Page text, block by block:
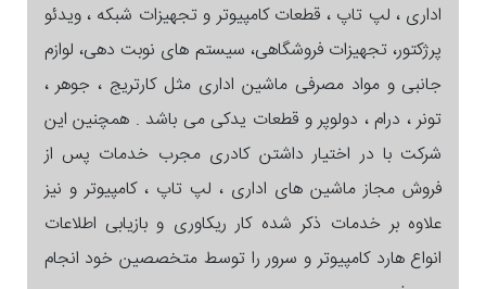
اداری ، لپ تاپ ، قطعات کامپیوتر و تجهیزات شبکه ، ویدئو
پرژکتور، تجهیزات فروشگاهی، سیستم های نوبت دهی، لوازم
جانبی و مواد مصرفی ماشین اداری مثل کارتریج ، جوهر ،
تونر ، درام ، دولوپر و قطعات یدکی می باشد . همچنین این
شرکت با در اختیار داشتن کادری مجرب خدمات پس از
فروش مجاز ماشین های اداری ، لپ تاپ ، کامپیوتر و نیز
علاوه بر خدمات ذکر شده کار ریکاوری و بازیابی اطلاعات
انواع هارد کامپیوتر و سرور را توسط متخصصین خود انجام